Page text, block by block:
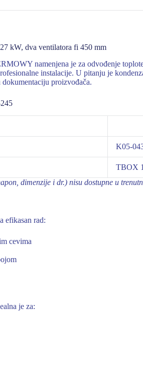
kW, dva ventilatora fi 450 mm
namenjena je za odvođenje
instalacije. U pitanju je
proizvođača.
K05-
TBOX
dimenzije i dr.) nisu dostupne u
efikasan rad:
cevima
je za: